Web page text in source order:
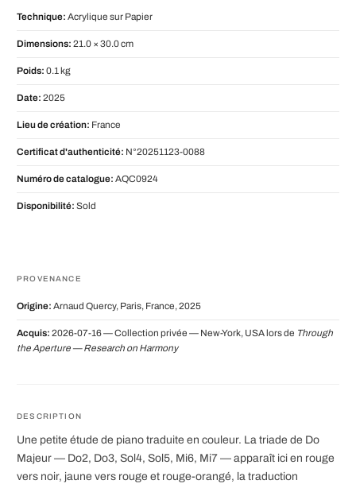
Technique: Acrylique sur Papier
Dimensions: 21.0 × 30.0 cm
Poids: 0.1 kg
Date: 2025
Lieu de création: France
Certificat d'authenticité: N°20251123-0088
Numéro de catalogue: AQC0924
Disponibilité: Sold
PROVENANCE
Origine: Arnaud Quercy, Paris, France, 2025
Acquis: 2026-07-16 — Collection privée — New-York, USA lors de Through
the Aperture — Research on Harmony
DESCRIPTION
Une petite étude de piano traduite en couleur. La triade de Do
Majeur — Do2, Do3, Sol4, Sol5, Mi6, Mi7 — apparaît ici en rouge
vers noir, jaune vers rouge et rouge-orangé, la traduction